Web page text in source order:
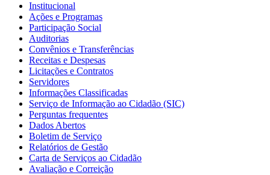
Institucional
Ações e Programas
Participação Social
Auditorias
Convênios e Transferências
Receitas e Despesas
Licitações e Contratos
Servidores
Informações Classificadas
Serviço de Informação ao Cidadão (SIC)
Perguntas frequentes
Dados Abertos
Boletim de Serviço
Relatórios de Gestão
Carta de Serviços ao Cidadão
Avaliação e Correição